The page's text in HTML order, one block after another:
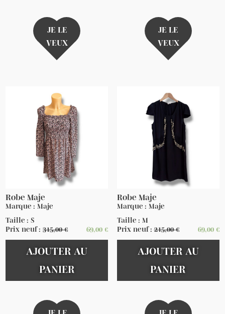
JE LE
VEUX
JE LE
VEUX
Robe Maje
Marque : Maje
Taille : S
Prix neuf :315,00€ 69,00 €
AJOUTER AU
PANIER
Robe Maje
Marque : Maje
Taille : M
Prix neuf :215,00€ 69,00 €
AJOUTER AU
PANIER